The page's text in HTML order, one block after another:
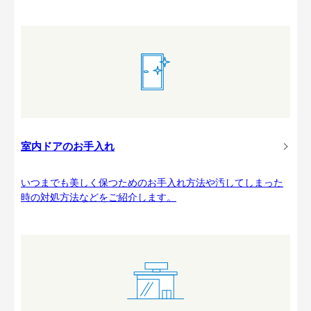
室内ドアのお手入れ
いつまでも美しく保つためのお手入れ方法や汚してしまった
時の対処方法などをご紹介します。